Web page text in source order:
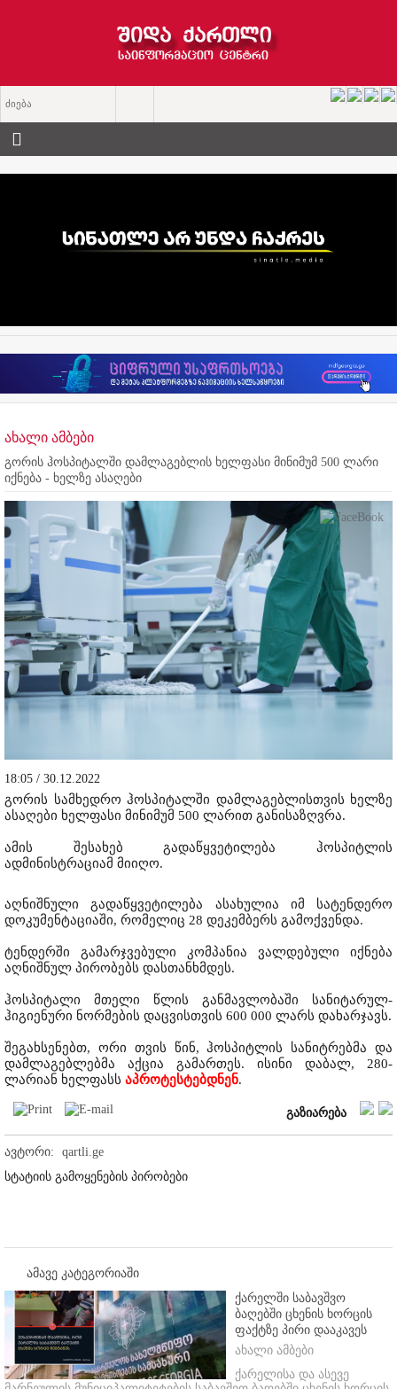
ახალი ამბები
გორის ჰოსპიტალში დამლაგებლის ხელფასი მინიმუმ 500 ლარი
იქნება - ხელზე ასაღები
18:05 / 30.12.2022
გორის სამხედრო ჰოსპიტალში დამლაგებლისთვის ხელზე
ასაღები ხელფასი მინიმუმ 500 ლარით განისაზღვრა.
ამის შესახებ გადაწყვეტილება ჰოსპიტლის
ადმინისტრაციამ მიიღო.
აღნიშნული გადაწყვეტილება ასახულია იმ სატენდერო
დოკუმენტაციაში, რომელიც 28 დეკემბერს გამოქვენდა.
ტენდერში გამარჯვებული კომპანია ვალდებული იქნება
აღნიშნულ პირობებს დასთანხმდეს.
ჰოსპიტალი მთელი წლის განმავლობაში სანიტარულ-
ჰიგიენური ნორმების დაცვისთვის 600 000 ლარს დახარჯავს.
შეგახსენებთ, ორი თვის წინ, ჰოსპიტლის სანიტრებმა და
დამლაგებლებმა აქცია გამართეს. ისინი დაბალ, 280-
ლარიან ხელფასს აპროტესტებდნენ.
გაზიარება
ავტორი:
qartli.ge
სტატიის გამოყენების პირობები
ამავე კატეგორიაში
ქარელში საბავშვო
ბაღებში ცხენის ხორცის
ფაქტზე პირი დააკავეს
ახალი ამბები
ქარელისა და ასევე